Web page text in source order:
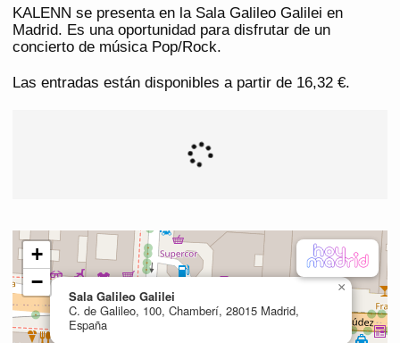
KALENN se presenta en la Sala Galileo Galilei en
Madrid. Es una oportunidad para disfrutar de un
concierto de música Pop/Rock.
Las entradas están disponibles a partir de 16,32 €.